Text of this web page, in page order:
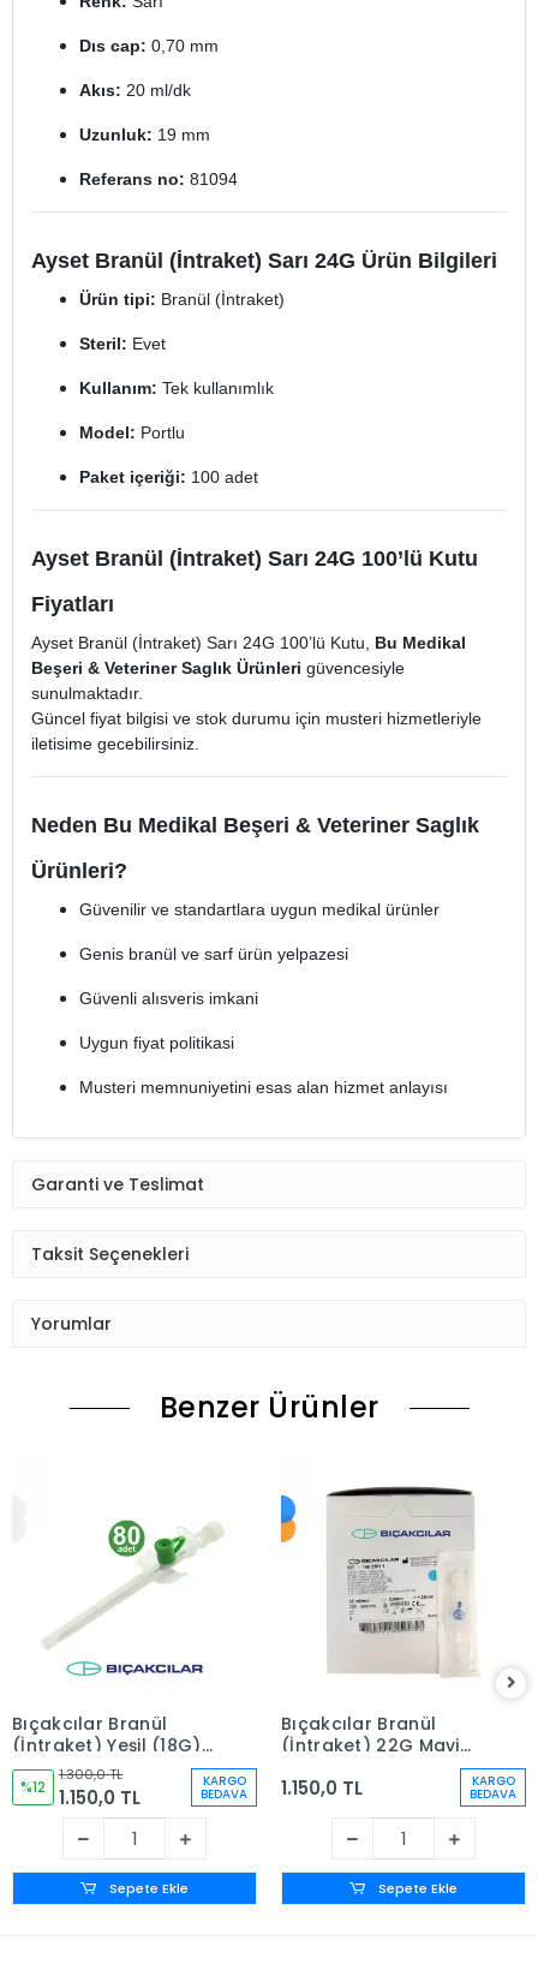
Dıs cap: 0,70 mm
Akıs: 20 ml/dk
Uzunluk: 19 mm
Referans no: 81094
Ayset Branül (İntraket) Sarı 24G Ürün Bilgileri
Ürün tipi: Branül (İntraket)
Steril: Evet
Kullanım: Tek kullanımlık
Model: Portlu
Paket içeriği: 100 adet
Ayset Branül (İntraket) Sarı 24G 100’lü Kutu
Fiyatları
Ayset Branül (İntraket) Sarı 24G 100’lü Kutu, Bu Medikal
Beşeri & Veteriner Saglık Ürünleri güvencesiyle
sunulmaktadır.
Güncel fiyat bilgisi ve stok durumu için musteri hizmetleriyle
iletisime gecebilirsiniz.
Neden Bu Medikal Beşeri & Veteriner Saglık
Ürünleri?
Güvenilir ve standartlara uygun medikal ürünler
Genis branül ve sarf ürün yelpazesi
Güvenli alısveris imkani
Uygun fiyat politikasi
Musteri memnuniyetini esas alan hizmet anlayısı
Garanti ve Teslimat
Taksit Seçenekleri
Yorumlar
Benzer Ürünler
Bıçakcılar Branül
(İntraket) Yeşil (18G)
80'li Kutu
%12
1.300,0 TL
1.150,0 TL
KARGO
BEDAVA
Sepete Ekle
Bıçakcılar Branül
(İntraket) 22G Mavi
1.150,0 TL KARGO
BEDAVA
Sepete Ekle